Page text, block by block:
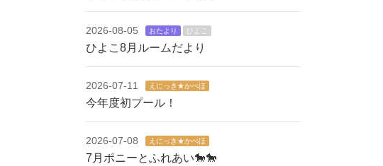
2026-08-05 おたより ひよこ
ひよこ8月ルームだより
2026-07-11 えにっき★かべほ
今年度初プール！
2026-07-08 えにっき★かべほ
7月ポニーとふれあい🐎🐎